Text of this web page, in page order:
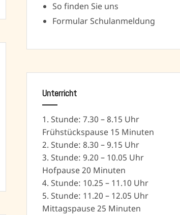
So finden Sie uns
Formular Schulanmeldung
Unterricht
1. Stunde: 7.30 – 8.15 Uhr
Frühstückspause 15 Minuten
2. Stunde: 8.30 – 9.15 Uhr
3. Stunde: 9.20 – 10.05 Uhr
Hofpause 20 Minuten
4. Stunde: 10.25 – 11.10 Uhr
5. Stunde: 11.20 – 12.05 Uhr
Mittagspause 25 Minuten